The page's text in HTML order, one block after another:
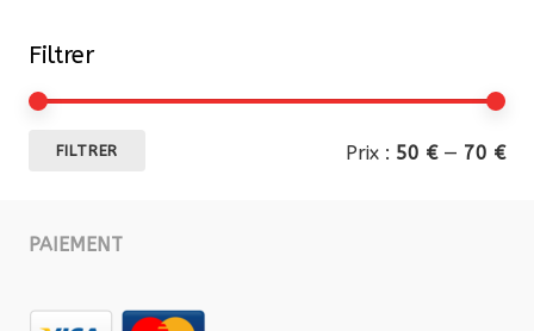
Filtrer
FILTRER Prix : 50 €— 70 €
PAIEMENT